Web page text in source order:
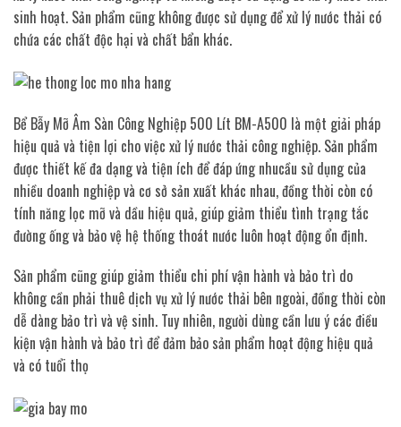
sinh hoạt. Sản phẩm cũng không được sử dụng để xử lý nước thải có
chứa các chất độc hại và chất bẩn khác.
Bể Bẫy Mỡ Âm Sàn Công Nghiệp 500 Lít BM-A500 là một giải pháp
hiệu quả và tiện lợi cho việc xử lý nước thải công nghiệp. Sản phẩm
được thiết kế đa dạng và tiện ích để đáp ứng nhucầu sử dụng của
nhiều doanh nghiệp và cơ sở sản xuất khác nhau, đồng thời còn có
tính năng lọc mỡ và dầu hiệu quả, giúp giảm thiểu tình trạng tắc
đường ống và bảo vệ hệ thống thoát nước luôn hoạt động ổn định.
Sản phẩm cũng giúp giảm thiểu chi phí vận hành và bảo trì do
không cần phải thuê dịch vụ xử lý nước thải bên ngoài, đồng thời còn
dễ dàng bảo trì và vệ sinh. Tuy nhiên, người dùng cần lưu ý các điều
kiện vận hành và bảo trì để đảm bảo sản phẩm hoạt động hiệu quả
và có tuổi thọ